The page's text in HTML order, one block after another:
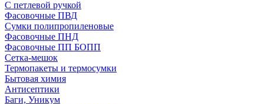
С петлевой ручкой
Фасовочные ПВД
Сумки полипропиленовые
Фасовочные ПНД
Фасовочные ПП БОПП
Сетка-мешок
Термопакеты и термосумки
Бытовая химия
Антисептики
Баги, Уникум